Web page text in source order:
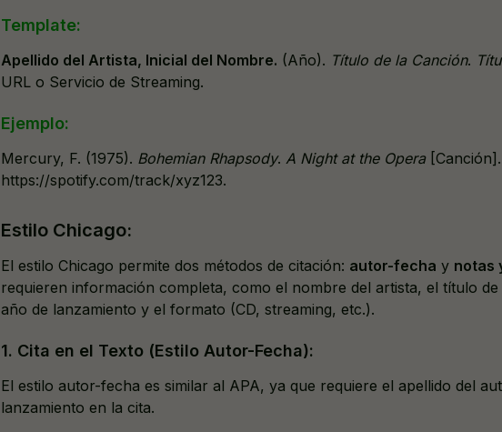
Template:
Apellido del Artista, Inicial del Nombre. (Año). Título de la Canción.
URL o Servicio de Streaming.
Ejemplo:
Mercury, F. (1975). Bohemian Rhapsody. A Night at the Opera
https://spotify.com/track/xyz123.
Estilo Chicago:
El estilo Chicago permite dos métodos de citación: autor-fecha y notas
requieren información completa, como el nombre del artista, el título
año de lanzamiento y el formato (CD, streaming, etc.).
1. Cita en el Texto (Estilo Autor-Fecha):
El estilo autor-fecha es similar al APA, ya que requiere el apellido del
lanzamiento en la cita.